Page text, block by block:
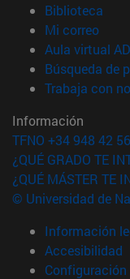
Biblioteca
Mi correo
Aula virtual
Búsqueda de
Trabaja con
Información
TFNO +34 948 42
¿QUÉ GRADO TE
¿QUÉ MÁSTER TE
© Universidad de
Información
Accesibilidad